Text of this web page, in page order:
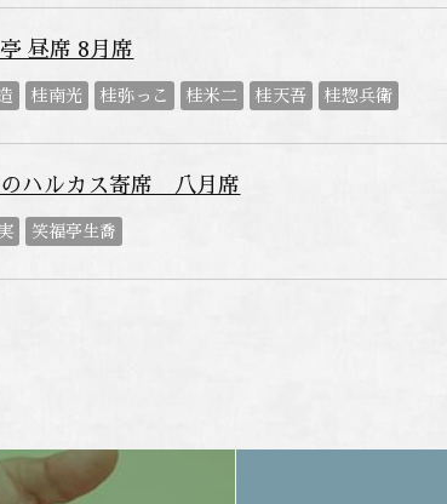
昼席 8月席
桂南光 桂弥っこ 桂米二 桂天吾 桂惣兵衛
のハルカス寄席 八月席
笑福亭生喬